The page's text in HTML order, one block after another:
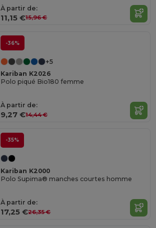
À partir de:
11,15 €15,96 €
-36%
+5
Kariban K2026
Polo piqué Bio180 femme
À partir de:
9,27 €14,44 €
-35%
Kariban K2000
Polo Supima® manches courtes homme
À partir de:
17,25 €26,35 €